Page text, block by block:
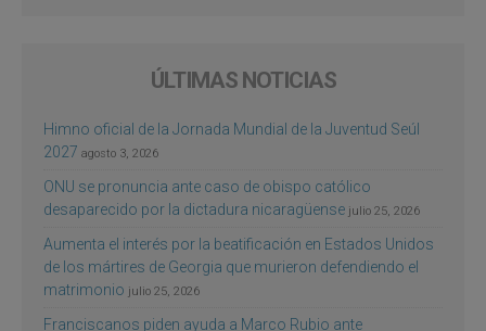
ÚLTIMAS NOTICIAS
Himno oficial de la Jornada Mundial de la Juventud Seúl
2027 agosto 3, 2026
ONU se pronuncia ante caso de obispo católico
desaparecido por la dictadura nicaragüense julio 25, 2026
Aumenta el interés por la beatificación en Estados Unidos
de los mártires de Georgia que murieron defendiendo el
matrimonio julio 25, 2026
Franciscanos piden ayuda a Marco Rubio ante